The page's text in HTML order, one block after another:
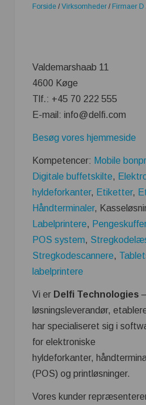
Forside / Virksomheder / Firmaer D
Valdemarshaab 11
4600 Køge
Tlf.: +45 70 222 555
E-mail: info@delfi.com
Besøg vores hjemmeside
Kompetencer: Mobile
Digitale buffetskilte,
hyldeforkanter, Etiketter,
Håndterminaler,
Labelprintere, Pengeskuffer
POS system,
Stregkodescannere,
labelprintere
Vi er Delfi Technologies
løsningsleverandør,
har specialiseret sig i
for elektroniske
hyldeforkanter,
(POS) og printløsninger.
Vores kunder